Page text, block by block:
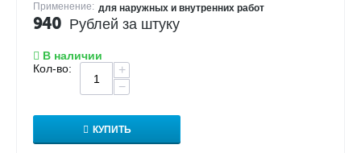
Применение: для наружных и внутренних работ
940 Рублей за штуку
В наличии
Кол-во:
+
−
КУПИТЬ